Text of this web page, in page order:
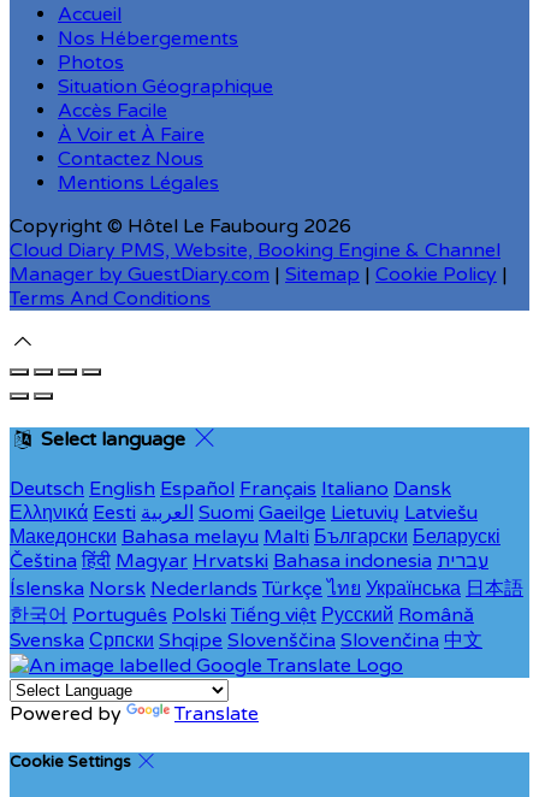
Accueil
Nos Hébergements
Photos
Situation Géographique
Accès Facile
À Voir et À Faire
Contactez Nous
Mentions Légales
Copyright © Hôtel Le Faubourg 2026
Cloud Diary PMS, Website, Booking Engine & Channel
Manager by GuestDiary.com | Sitemap | Cookie Policy |
Terms And Conditions
Select language
Deutsch English Español Français Italiano Dansk
Ελληνικά Eesti العربية Suomi Gaeilge Lietuvių Latviešu
Македонски Bahasa melayu Malti Български Беларускі
Čeština हिंदी Magyar Hrvatski Bahasa indonesia עברית
Íslenska Norsk Nederlands Türkçe ไทย Українська 日本語
한국어 Português Polski Tiếng việt Русский Română
Svenska Српски Shqipe Slovenščina Slovenčina 中文
Powered by Translate
Cookie Settings